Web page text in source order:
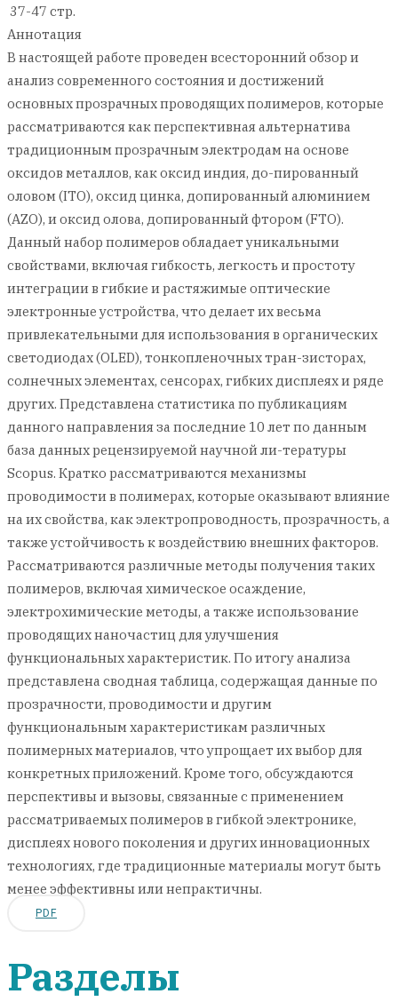
37-47 стр.
Аннотация
В настоящей работе проведен всесторонний обзор и
анализ современного состояния и достижений
основных прозрачных проводящих полимеров, которые
рассматриваются как перспективная альтернатива
традиционным прозрачным электродам на основе
оксидов металлов, как оксид индия, до-пированный
оловом (ITO), оксид цинка, допированный алюминием
(AZO), и оксид олова, допированный фтором (FTO).
Данный набор полимеров обладает уникальными
свойствами, включая гибкость, легкость и простоту
интеграции в гибкие и растяжимые оптические
электронные устройства, что делает их весьма
привлекательными для использования в органических
светодиодах (OLED), тонкопленочных тран-зисторах,
солнечных элементах, сенсорах, гибких дисплеях и ряде
других. Представлена статистика по публикациям
данного направления за последние 10 лет по данным
база данных рецензируемой научной ли-тературы
Scopus. Кратко рассматриваются механизмы
проводимости в полимерах, которые оказывают влияние
на их свойства, как электропроводность, прозрачность, а
также устойчивость к воздействию внешних факторов.
Рассматриваются различные методы получения таких
полимеров, включая химическое осаждение,
электрохимические методы, а также использование
проводящих наночастиц для улучшения
функциональных характеристик. По итогу анализа
представлена сводная таблица, содержащая данные по
прозрачности, проводимости и другим
функциональным характеристикам различных
полимерных материалов, что упрощает их выбор для
конкретных приложений. Кроме того, обсуждаются
перспективы и вызовы, связанные с применением
рассматриваемых полимеров в гибкой электронике,
дисплеях нового поколения и других инновационных
технологиях, где традиционные материалы могут быть
менее эффективны или непрактичны.
PDF
Разделы